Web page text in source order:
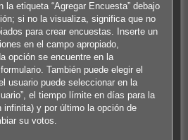
etiqueta “Agregar Encuesta” debajo
si no la visualiza, significa que no
para crear encuestas. Inserte un
en el campo apropiado,
opción se encuentre en la
También puede elegir el
usuario puede seleccionar en la
el tiempo límite en días para la
infinita) y por último la opción de
su votos.